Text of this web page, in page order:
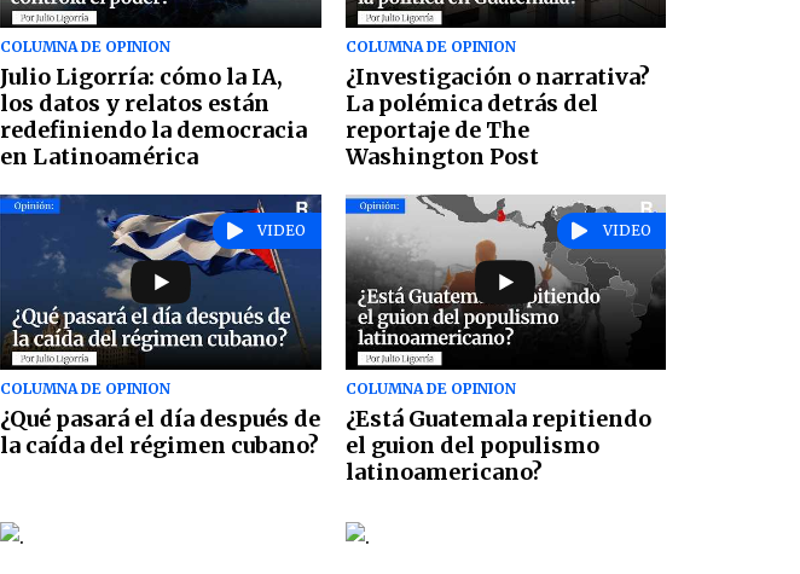
COLUMNA DE OPINION
Julio Ligorría: cómo la IA,
los datos y relatos están
redefiniendo la democracia
en Latinoamérica
COLUMNA DE OPINION
¿Investigación o narrativa?
La polémica detrás del
reportaje de The
Washington Post
VIDEO
COLUMNA DE OPINION
¿Qué pasará el día después de
la caída del régimen cubano?
VIDEO
COLUMNA DE OPINION
¿Está Guatemala repitiendo
el guion del populismo
latinoamericano?